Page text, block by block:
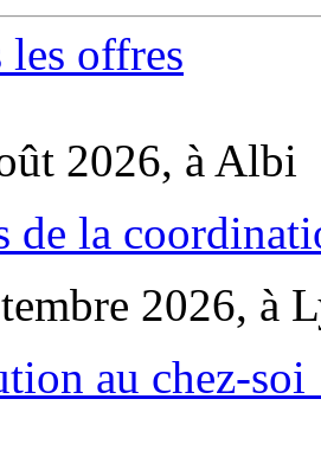
offres
2026, à Albi
de la
2026, à
au chez-